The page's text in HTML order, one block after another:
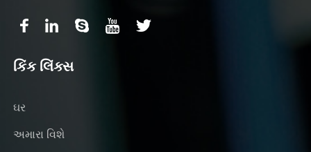
કિંક લિંક્સ
ઘર
અમારા વિશે